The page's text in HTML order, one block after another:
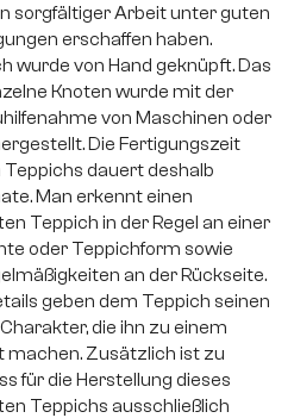
sorgfältiger Arbeit unter guten
erschaffen haben.
wurde von Hand geknüpft. Das
Knoten wurde mit der
von Maschinen oder
Die Fertigungszeit
Teppichs dauert deshalb
Man erkennt einen
Teppich in der Regel an einer
oder Teppichform sowie
an der Rückseite.
geben dem Teppich seinen
die ihn zu einem
machen. Zusätzlich ist zu
für die Herstellung dieses
Teppichs ausschließlich